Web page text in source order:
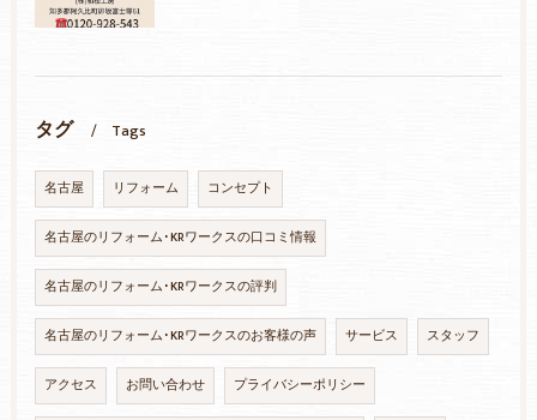
タグ Tags
名古屋 リフォーム コンセプト
名古屋のリフォーム･KRワークスの口コミ情報
名古屋のリフォーム･KRワークスの評判
名古屋のリフォーム･KRワークスのお客様の声 サービス スタッフ
アクセス お問い合わせ プライバシーポリシー